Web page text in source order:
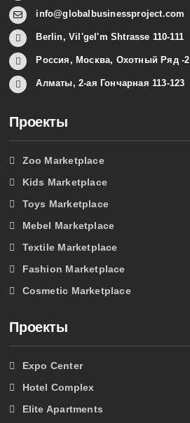
info@globalbusinessproject.com
Berlin, Vil'gel'm Shtrasse 110-111
Россия, Москва, Охотный Ряд -2
Алматы, 2-ая Гончарная 113-123
Проекты
Zoo Marketplace
Kids Marketplace
Toys Marketplace
Mebel Marketplace
Textile Marketplace
Fashion Marketplace
Cosmetic Marketplace
Проекты
Expo Center
Hotel Complex
Elite Apartments